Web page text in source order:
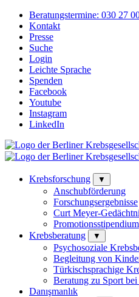
Beratungstermine: 030 27
Kontakt
Presse
Suche
Login
Leichte Sprache
Spenden
Facebook
Youtube
Instagram
LinkedIn
Krebsforschung ▼
Anschubförderung
Forschungsergebnisse
Curt Meyer-
Promotionsstipendium
Krebsberatung
▼
Psychosoziale
Begleitung von
Türkischsprachige
Beratung zu Sport
Danışmanlık